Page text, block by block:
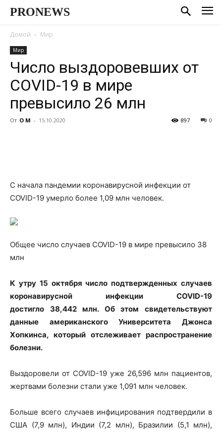
PRONEWS
Домой Мир
Мир
Число выздоровевших от
COVID-19 в мире
превысило 26 млн
От О М - 15.10.2020 0
897
С начала пандемии коронавирусной инфекции от
COVID-19 умерло более 1,09 млн человек.
Общее число случаев COVID-19 в мире превысило 38
млн
К утру 15 октября число подтвержденных случаев
коронавирусной инфекции COVID-19
достигло 38,442 млн. Об этом свидетельствуют
данные американского Университета Джонса
Хопкинса, который отслеживает распространение
болезни.
Выздоровели от COVID-19 уже 26,596 млн пациентов,
жертвами болезни стали уже 1,091 млн человек.
Больше всего случаев инфицирования подтвердили в
США (7,9 млн), Индии (7,2 млн), Бразилии (5,1 млн),